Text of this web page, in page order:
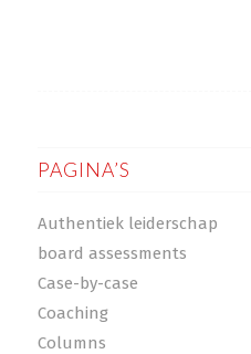
PAGINA’S
Authentiek leiderschap
board assessments
Case-by-case
Coaching
Columns